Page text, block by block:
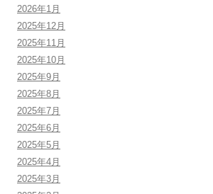
2026年1月
2025年12月
2025年11月
2025年10月
2025年9月
2025年8月
2025年7月
2025年6月
2025年5月
2025年4月
2025年3月